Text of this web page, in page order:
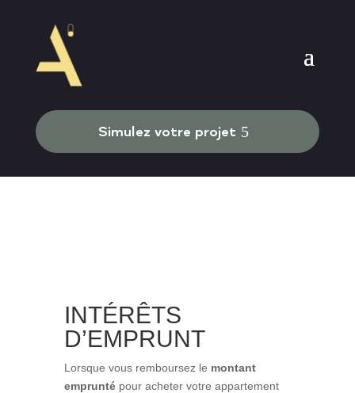
Simulez votre projet
INTÉRÊTS
D’EMPRUNT
Lorsque vous remboursez le montant
emprunté pour acheter votre appartement